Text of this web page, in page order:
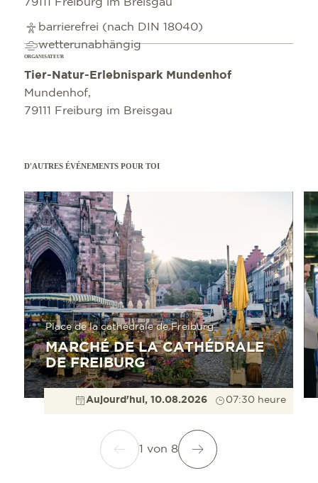
79111 Freiburg im Breisgau
barrierefrei (nach DIN 18040)
wetterunabhängig
ORGANISATEUR
Tier-Natur-Erlebnispark Mundenhof
Mundenhof,
79111 Freiburg im Breisgau
D'AUTRES ÉVÉNEMENTS POUR TOI
Place de la cathédrale de Freiburg
MARCHÉ DE LA CATHÉDRALE
DE FREIBURG
Aujourd'hui, 10.08.2026 07:30 heure
En savoir plus
1 von 8